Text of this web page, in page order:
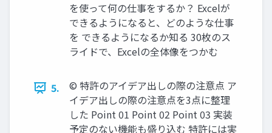
を使って何の仕事をするか？ Excelが
できるようになると、どのような仕事
を できるようになるか知る 30枚のス
ライドで、Excelの全体像をつかむ
5.
©︎ 特許のアイデア出しの際の注意点 ア
イデア出しの際の注意点を3点に整理
した Point 01 Point 02 Point 03 実装
予定のない機能も盛り込む 特許には実